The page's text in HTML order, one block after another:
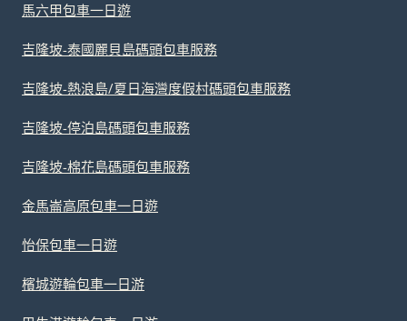
馬六甲包車一日遊
吉隆坡-泰國麗貝島碼頭包車服務
吉隆坡-熱浪島/夏日海灣度假村碼頭包車服務
吉隆坡-停泊島碼頭包車服務
吉隆坡-棉花島碼頭包車服務
金馬崙高原包車一日遊
怡保包車一日遊
檳城遊輪包車一日游